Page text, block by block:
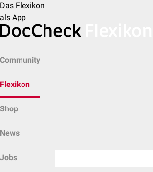
Das Flexikon
als App
Community
Flexikon
Shop
News
Jobs